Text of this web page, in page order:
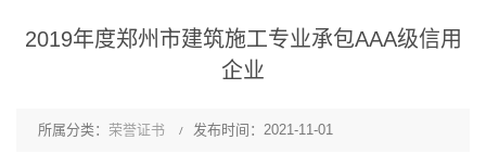
2019年度郑州市建筑施工专业承包AAA级信用
企业
所属分类： 荣誉证书 发布时间：2021-11-01